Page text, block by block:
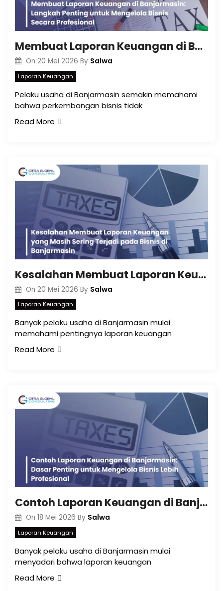
Membuat Laporan Keuangan di Banjarmasin: Langkah Penting untuk Mengelola Bisnis Secara Profesional
On 20 Mei 2026 By Salwa
Laporan Keuangan
Pelaku usaha di Banjarmasin semakin memahami
bahwa perkembangan bisnis tidak
Read More
Kesalahan Membuat Laporan Keuangan yang Masih Sering Terjadi pada Bisnis di Banjarmasin
On 20 Mei 2026 By Salwa
Laporan Keuangan
Banyak pelaku usaha di Banjarmasin mulai
memahami pentingnya laporan keuangan
Read More
Contoh Laporan Keuangan di Banjarmasin: Dasar Penting untuk Mengelola Bisnis Lebih Profesional
On 18 Mei 2026 By Salwa
Laporan Keuangan
Banyak pelaku usaha di Banjarmasin mulai
menyadari bahwa laporan keuangan
Read More